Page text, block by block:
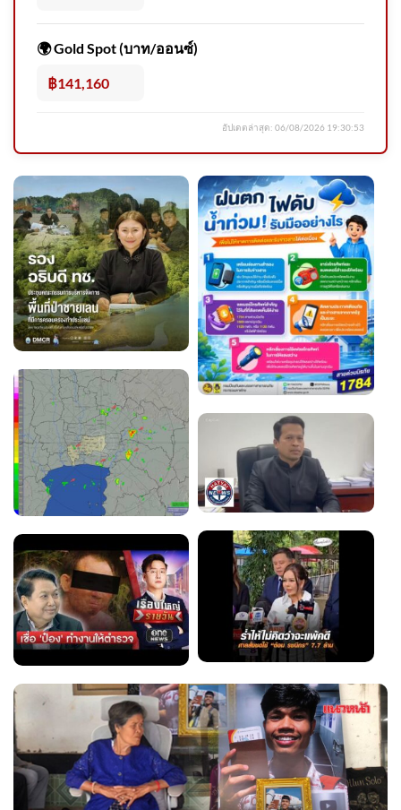
การเดินทาง ​
🌍 Gold Spot (บาท/ออนซ์)
฿141,160
อัปเดตล่าสุด: 06/08/2026 19:30:53